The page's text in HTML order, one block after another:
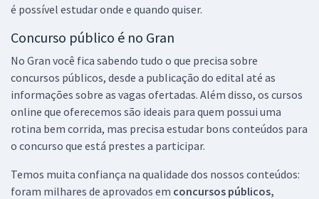
é possível estudar onde e quando quiser.
Concurso público é no Gran
No Gran você fica sabendo tudo o que precisa sobre
concursos públicos, desde a publicação do edital até as
informações sobre as vagas ofertadas. Além disso, os cursos
online que oferecemos são ideais para quem possui uma
rotina bem corrida, mas precisa estudar bons conteúdos para
o concurso que está prestes a participar.
Temos muita confiança na qualidade dos nossos conteúdos:
foram milhares de aprovados em concursos públicos,